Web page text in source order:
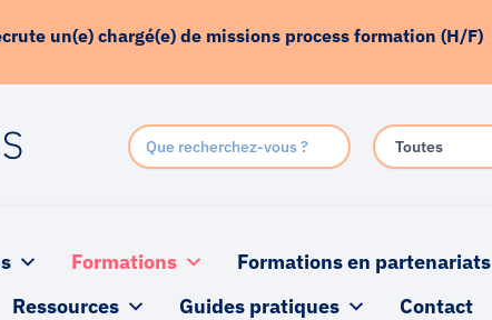
un(e) chargé(e) de missions process formation (H/F)
Formations Formations en partenariats
Ressources
Guides pratiques Contact